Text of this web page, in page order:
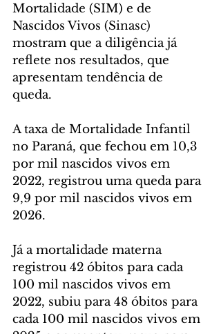
Mortalidade (SIM) e de
Nascidos Vivos (Sinasc)
mostram que a diligência já
reflete nos resultados, que
apresentam tendência de
queda.
A taxa de Mortalidade Infantil
no Paraná, que fechou em 10,3
por mil nascidos vivos em
2022, registrou uma queda para
9,9 por mil nascidos vivos em
2026.
Já a mortalidade materna
registrou 42 óbitos para cada
100 mil nascidos vivos em
2022, subiu para 48 óbitos para
cada 100 mil nascidos vivos em